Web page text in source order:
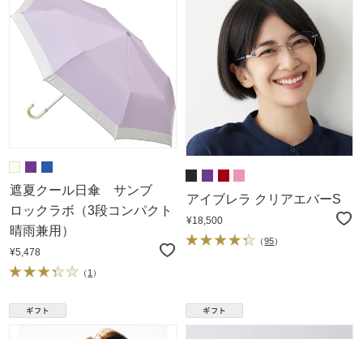
遮夏クール日傘 サンブ
ロックラボ（3段コンパクト
晴雨兼用）
¥5,478
（ 1 ）
アイブレラ クリアエバーS
¥18,500
（95）